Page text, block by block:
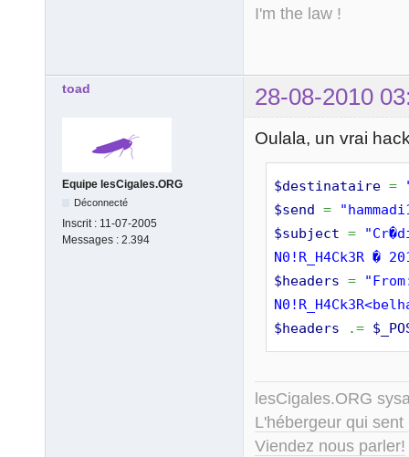
I'm the law !
toad 28-08-2010
Equipe lesCigales.ORG
Déconnecté
Inscrit : 11-07-2005
Messages : 2.394
Oulala, un vrai
$destinataire =
$send =
$subject =
N0!R_H4Ck3R �
$headers =
$headers
.=
lesCigales.ORG
L'hébergeur qui
Viendez nous parler!